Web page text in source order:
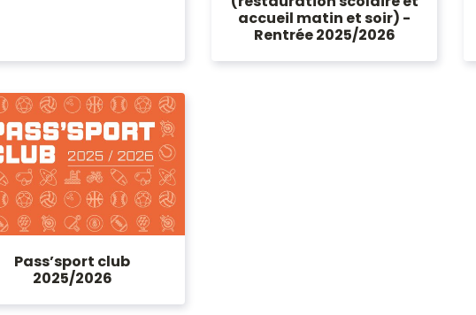
accueil matin et soir) -
Rentrée 2025/2026
Pass’sport club
2025/2026